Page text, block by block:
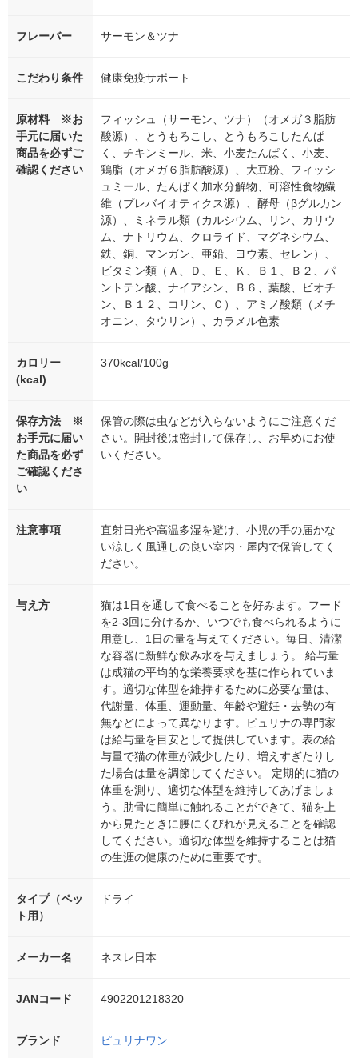
フレーバー サーモン＆ツナ
こだわり条件 健康免疫サポート
原材料 ※お
手元に届いた
商品を必ずご
確認ください
フィッシュ（サーモン、ツナ）（オメガ３脂肪
酸源）、とうもろこし、とうもろこしたんぱ
く、チキンミール、米、小麦たんぱく、小麦、
鶏脂（オメガ６脂肪酸源）、大豆粉、フィッシ
ュミール、たんぱく加水分解物、可溶性食物繊
維（プレバイオティクス源）、酵母（βグルカン
源）、ミネラル類（カルシウム、リン、カリウ
ム、ナトリウム、クロライド、マグネシウム、
鉄、銅、マンガン、亜鉛、ヨウ素、セレン）、
ビタミン類（Ａ、Ｄ、Ｅ、Ｋ、Ｂ１、Ｂ２、パ
ントテン酸、ナイアシン、Ｂ６、葉酸、ビオチ
ン、Ｂ１２、コリン、Ｃ）、アミノ酸類（メチ
オニン、タウリン）、カラメル色素
カロリー
(kcal)
370kcal/100g
保存方法 ※
お手元に届い
た商品を必ず
ご確認くださ
い
保管の際は虫などが入らないようにご注意くだ
さい。開封後は密封して保存し、お早めにお使
いください。
注意事項
直射日光や高温多湿を避け、小児の手の届かな
い涼しく風通しの良い室内・屋内で保管してく
ださい。
与え方
猫は1日を通して食べることを好みます。フード
を2-3回に分けるか、いつでも食べられるように
用意し、1日の量を与えてください。毎日、清潔
な容器に新鮮な飲み水を与えましょう。 給与量
は成猫の平均的な栄養要求を基に作られていま
す。適切な体型を維持するために必要な量は、
代謝量、体重、運動量、年齢や避妊・去勢の有
無などによって異なります。ピュリナの専門家
は給与量を目安として提供しています。表の給
与量で猫の体重が減少したり、増えすぎたりし
た場合は量を調節してください。 定期的に猫の
体重を測り、適切な体型を維持してあげましょ
う。肋骨に簡単に触れることができて、猫を上
から見たときに腰にくびれが見えることを確認
してください。適切な体型を維持することは猫
の生涯の健康のために重要です。
タイプ（ペッ
ト用）
ドライ
メーカー名 ネスレ日本
JANコード 4902201218320
ブランド ピュリナワン